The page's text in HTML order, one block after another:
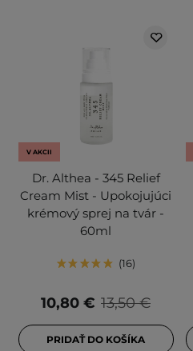
V AKCII
Dr. Althea - 345 Relief
Cream Mist - Upokojujúci
krémový sprej na tvár -
60ml
16
13,50 €
10,80 €
PRIDAŤ DO KOŠÍKA